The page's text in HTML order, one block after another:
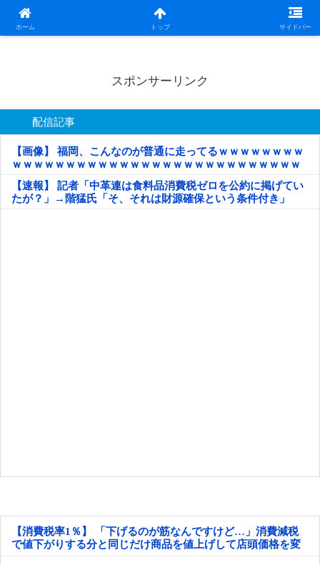
ホーム トップ サイドバー
日本第一！ニュース録
スポンサーリンク
配信記事
【画像】 福岡、こんなのが普通に走ってるｗｗｗｗｗｗｗｗ
ｗｗｗｗｗｗｗｗｗｗｗｗｗｗｗｗｗｗｗｗｗｗｗｗｗｗｗ
ｗｗｗｗｗ
【速報】 記者「中革連は食料品消費税ゼロを公約に掲げてい
たが？」→階猛氏「そ、それは財源確保という条件付き」
【消費税率1％】 「下げるのが筋なんですけど…」消費減税
で値下がりする分と同じだけ商品を値上げして店頭価格を変
えない店も